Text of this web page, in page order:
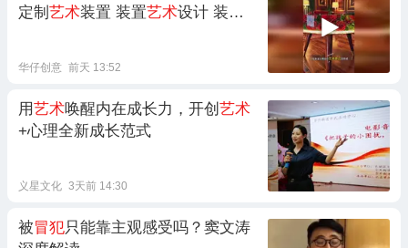
定制 艺术装置 装置艺术设计 装置
华仔创意 前天 13:52
用艺术唤醒内在成长力，开创 艺术
+心理全新成长范式
义星文化 3天前 14:30
被冒犯只能靠主观感受吗？窦文涛